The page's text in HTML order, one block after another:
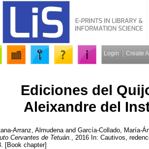
Login Create
Ediciones del
Aleixandre del
Arranz, Almudena and García-Collado, María-
Cervantes de Tetuán.
, 2016 In: Cautivos,
[Book chapter]